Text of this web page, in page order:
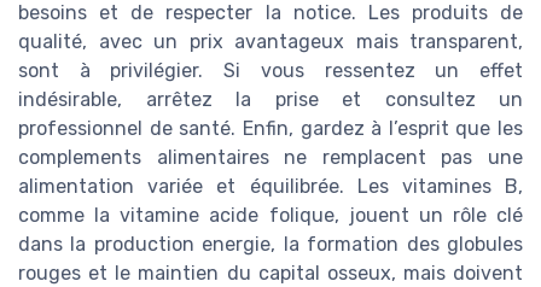
besoins et de respecter la notice. Les produits de
qualité, avec un prix avantageux mais transparent,
sont à privilégier. Si vous ressentez un effet
indésirable, arrêtez la prise et consultez un
professionnel de santé. Enfin, gardez à l’esprit que les
complements alimentaires ne remplacent pas une
alimentation variée et équilibrée. Les vitamines B,
comme la vitamine acide folique, jouent un rôle clé
dans la production energie, la formation des globules
rouges et le maintien du capital osseux, mais doivent